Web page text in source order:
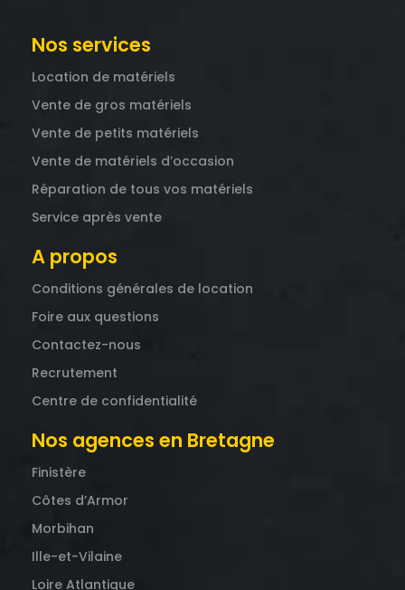
Nos services
Location de matériels
Vente de gros matériels
Vente de petits matériels
Vente de matériels d’occasion
Réparation de tous vos matériels
Service après vente
A propos
Conditions générales de location
Foire aux questions
Contactez-nous
Recrutement
Centre de confidentialité
Nos agences en Bretagne
Finistère
Côtes d’Armor
Morbihan
Ille-et-Vilaine
Loire Atlantique